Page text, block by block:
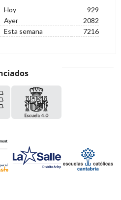
Hoy
929
Ayer
2082
Esta semana
7216